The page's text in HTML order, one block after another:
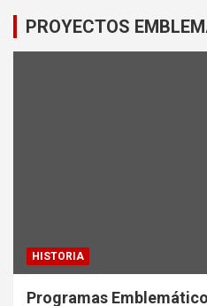
PROYECTOS
HISTORIA
Programas